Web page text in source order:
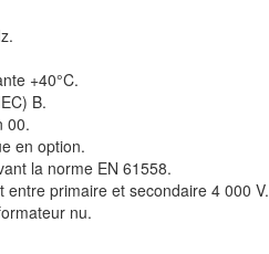
+40°C.
B.
00.
en option.
la norme EN 61558.
entre primaire et secondaire 4 000 V.
nu.